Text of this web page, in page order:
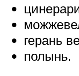
герань
полынь.